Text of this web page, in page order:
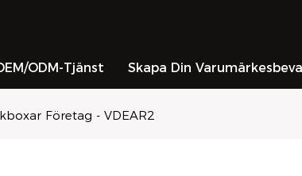
ODM-Tjänst Skapa Din
Företag - VDEAR2